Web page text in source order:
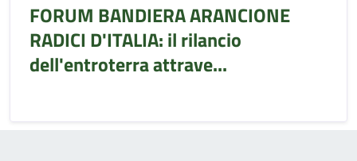
FORUM BANDIERA ARANCIONE
RADICI D'ITALIA: il rilancio
dell'entroterra attrave...